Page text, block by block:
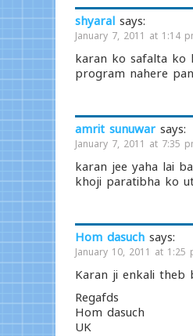
shyaral says:
January 7, 2011 at 1:14
karan ko safalta ko
program nahere
amrit sunuwar says:
January 7, 2011 at 7:35
karan jee yaha lai
khoji paratibha ko
Hom dasuch says:
January 10, 2011 at 1:25
Karan ji enkali theb
Regafds
Hom dasuch
UK